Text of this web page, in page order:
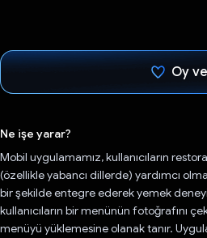
Oy
Ne işe yarar?
Mobil uygulamamız, kullanıcıların
(özellikle yabancı dillerde) yardımcı
bir şekilde entegre ederek yemek
kullanıcıların bir menünün fotoğrafını
menüyü yüklemesine olanak tanır.